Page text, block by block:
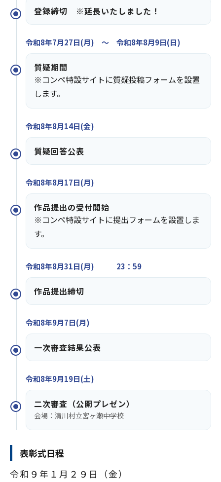
登録締切 ※延長いたしました！
令和8年7月27日(月) ～ 令和8年8月9日(日)
質疑期間
※コンペ特設サイトに質疑投稿フォームを設置
します。
令和8年8月14日(金)
質疑回答公表
令和8年8月17日(月)
作品提出の受付開始
※コンペ特設サイトに提出フォームを設置しま
す。
令和8年8月31日(月) 23：59
作品提出締切
令和8年9月7日(月)
一次審査結果公表
令和8年9月19日(土)
二次審査（公開プレゼン）
会場：清川村立宮ヶ瀬中学校
表彰式日程
令和９年１月２９日（金）